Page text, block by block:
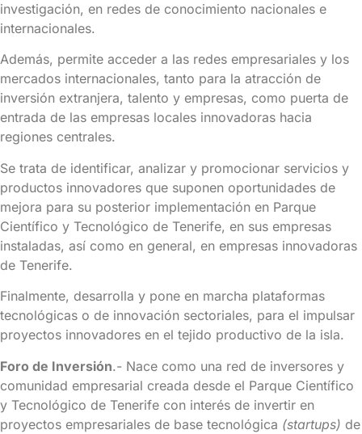
investigación, en redes de conocimiento nacionales e
internacionales.
Además, permite acceder a las redes empresariales y los
mercados internacionales, tanto para la atracción de
inversión extranjera, talento y empresas, como puerta de
entrada de las empresas locales innovadoras hacia
regiones centrales.
Se trata de identificar, analizar y promocionar servicios y
productos innovadores que suponen oportunidades de
mejora para su posterior implementación en Parque
Científico y Tecnológico de Tenerife, en sus empresas
instaladas, así como en general, en empresas innovadoras
de Tenerife.
Finalmente, desarrolla y pone en marcha plataformas
tecnológicas o de innovación sectoriales, para el impulsar
proyectos innovadores en el tejido productivo de la isla.
Foro de Inversión.- Nace como una red de inversores y
comunidad empresarial creada desde el Parque Científico
y Tecnológico de Tenerife con interés de invertir en
proyectos empresariales de base tecnológica (startups) de